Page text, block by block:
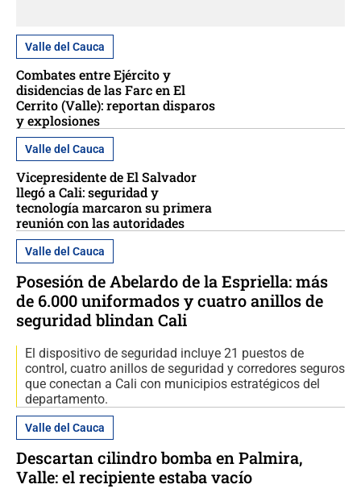
Valle del Cauca
Combates entre Ejército y
disidencias de las Farc en El
Cerrito (Valle): reportan disparos
y explosiones
Valle del Cauca
Vicepresidente de El Salvador
llegó a Cali: seguridad y
tecnología marcaron su primera
reunión con las autoridades
Valle del Cauca
Posesión de Abelardo de la Espriella: más
de 6.000 uniformados y cuatro anillos de
seguridad blindan Cali
El dispositivo de seguridad incluye 21 puestos de
control, cuatro anillos de seguridad y corredores seguros
que conectan a Cali con municipios estratégicos del
departamento.
Valle del Cauca
Descartan cilindro bomba en Palmira,
Valle: el recipiente estaba vacío